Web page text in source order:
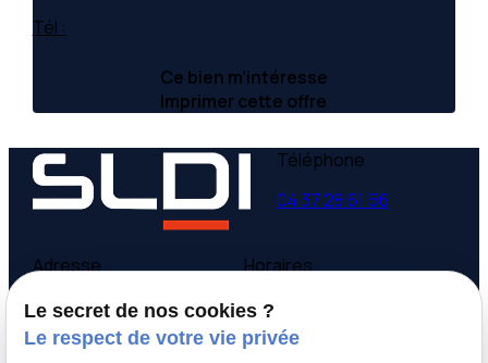
Tél :
Ce bien m’intéresse
Imprimer cette offre
Téléphone
04 37 28 61 56
Adresse
9 avenue Victor Hugo
69160 Tassin la Demi-
Lune
Horaires
Lundi - Vendredi
09:00-12:00,
Le secret de nos cookies ?
Le respect de votre vie privée